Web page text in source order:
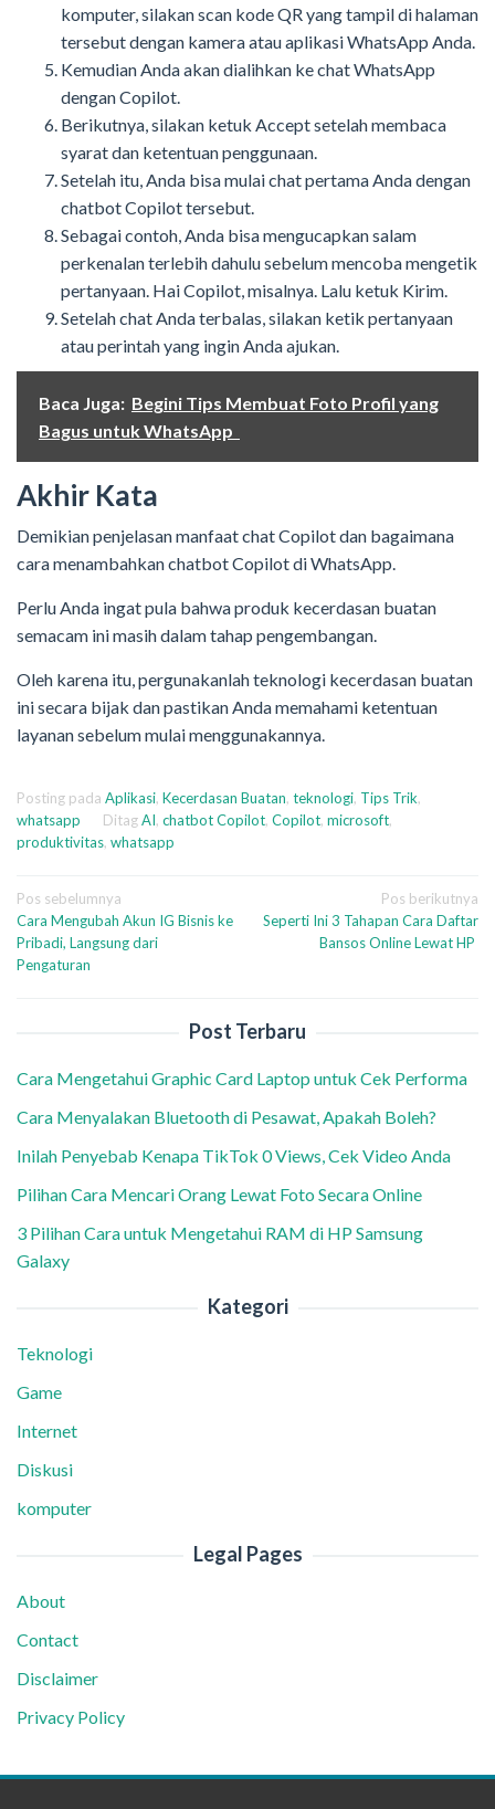
komputer, silakan scan kode QR yang tampil di halaman
tersebut dengan kamera atau aplikasi WhatsApp Anda.
Kemudian Anda akan dialihkan ke chat WhatsApp
dengan Copilot.
Berikutnya, silakan ketuk Accept setelah membaca
syarat dan ketentuan penggunaan.
Setelah itu, Anda bisa mulai chat pertama Anda dengan
chatbot Copilot tersebut.
Sebagai contoh, Anda bisa mengucapkan salam
perkenalan terlebih dahulu sebelum mencoba mengetik
pertanyaan. Hai Copilot, misalnya. Lalu ketuk Kirim.
Setelah chat Anda terbalas, silakan ketik pertanyaan
atau perintah yang ingin Anda ajukan.
Baca Juga: Begini Tips Membuat Foto Profil yang
Bagus untuk WhatsApp
Akhir Kata
Demikian penjelasan manfaat chat Copilot dan bagaimana
cara menambahkan chatbot Copilot di WhatsApp.
Perlu Anda ingat pula bahwa produk kecerdasan buatan
semacam ini masih dalam tahap pengembangan.
Oleh karena itu, pergunakanlah teknologi kecerdasan buatan
ini secara bijak dan pastikan Anda memahami ketentuan
layanan sebelum mulai menggunakannya.
Posting pada Aplikasi, Kecerdasan Buatan, teknologi, Tips Trik,
whatsapp
DitagAI, chatbot Copilot, Copilot, microsoft,
produktivitas, whatsapp
Navigasi
pos
Pos sebelumnya
Cara Mengubah Akun IG Bisnis ke
Pribadi, Langsung dari
Pengaturan
Pos berikutnya
Seperti Ini 3 Tahapan Cara Daftar
Bansos Online Lewat HP
Post Terbaru
Cara Mengetahui Graphic Card Laptop untuk Cek Performa
Cara Menyalakan Bluetooth di Pesawat, Apakah Boleh?
Inilah Penyebab Kenapa TikTok 0 Views, Cek Video Anda
Pilihan Cara Mencari Orang Lewat Foto Secara Online
3 Pilihan Cara untuk Mengetahui RAM di HP Samsung
Galaxy
Kategori
Teknologi
Game
Internet
Diskusi
komputer
Legal Pages
About
Contact
Disclaimer
Privacy Policy